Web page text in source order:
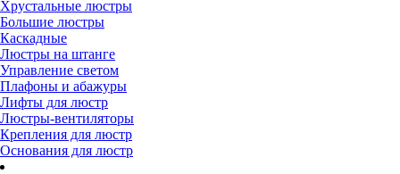
Хрустальные люстры
Большие люстры
Каскадные
Люстры на штанге
Управление светом
Плафоны и абажуры
Лифты для люстр
Люстры-вентиляторы
Крепления для люстр
Основания для люстр